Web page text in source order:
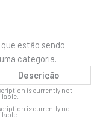
estão sendo
categoria.
Descrição
is currently not
is currently not